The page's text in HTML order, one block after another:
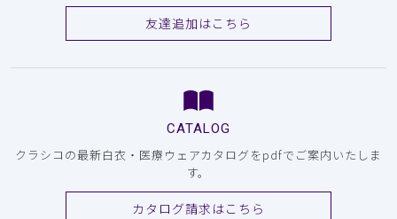
友達追加はこちら
CATALOG
クラシコの最新白衣・医療ウェアカタログをpdfでご案内いたしま
す。
カタログ請求はこちら